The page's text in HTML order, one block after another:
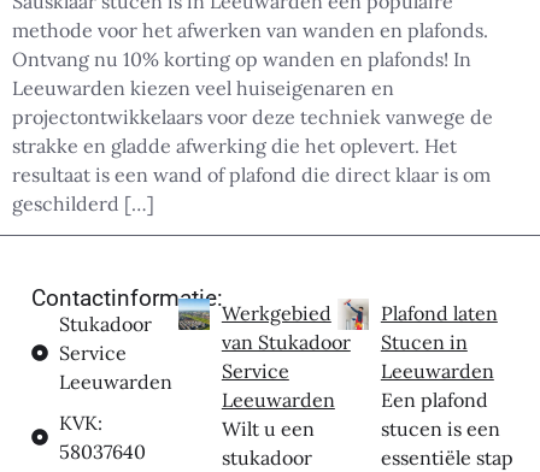
methode voor het afwerken van wanden en plafonds.
Ontvang nu 10% korting op wanden en plafonds! In
Leeuwarden kiezen veel huiseigenaren en
projectontwikkelaars voor deze techniek vanwege de
strakke en gladde afwerking die het oplevert. Het
resultaat is een wand of plafond die direct klaar is om
geschilderd […]
Contactinformatie:
Stukadoor
Service
Leeuwarden
KVK:
58037640
Werkgebied
van Stukadoor
Service
Leeuwarden
Wilt u een
stukadoor
Plafond laten
Stucen in
Leeuwarden
Een plafond
stucen is een
essentiële stap